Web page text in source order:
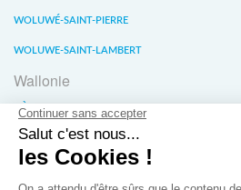
WOLUWÉ-SAINT-PIERRE
WOLUWE-SAINT-LAMBERT
Wallonie
LIÈGE
WATERLOO
WAVRE